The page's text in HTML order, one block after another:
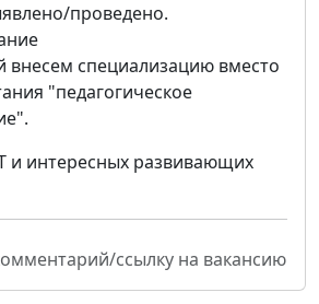
проведено.
внесем специализацию вместо
"педагогическое
и интересных развивающих
ссылку на вакансию